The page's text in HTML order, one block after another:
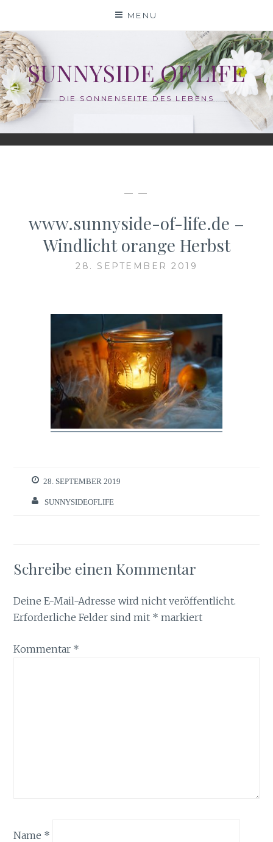
content
MENU
SUNNYSIDE OF LIFE
DIE SONNENSEITE DES LEBENS
— —
www.sunnyside-of-life.de –
Windlicht orange Herbst
28. SEPTEMBER 2019
28. SEPTEMBER 2019
SUNNYSIDEOFLIFE
Schreibe einen Kommentar
Deine E-Mail-Adresse wird nicht veröffentlicht.
Erforderliche Felder sind mit * markiert
Kommentar *
Name *